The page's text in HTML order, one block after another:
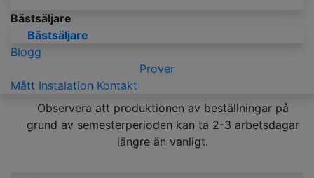
Bästsäljare
Bästsäljare
Blogg
Prover
Mått Instalation Kontakt
Observera att produktionen av beställningar på
grund av semesterperioden kan ta 2-3 arbetsdagar
längre än vanligt.